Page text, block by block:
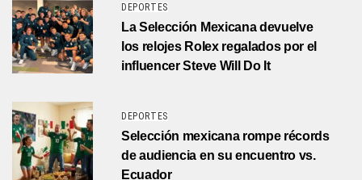
DEPORTES
La Selección Mexicana devuelve
los relojes Rolex regalados por el
influencer Steve Will Do It
DEPORTES
Selección mexicana rompe récords
de audiencia en su encuentro vs.
Ecuador